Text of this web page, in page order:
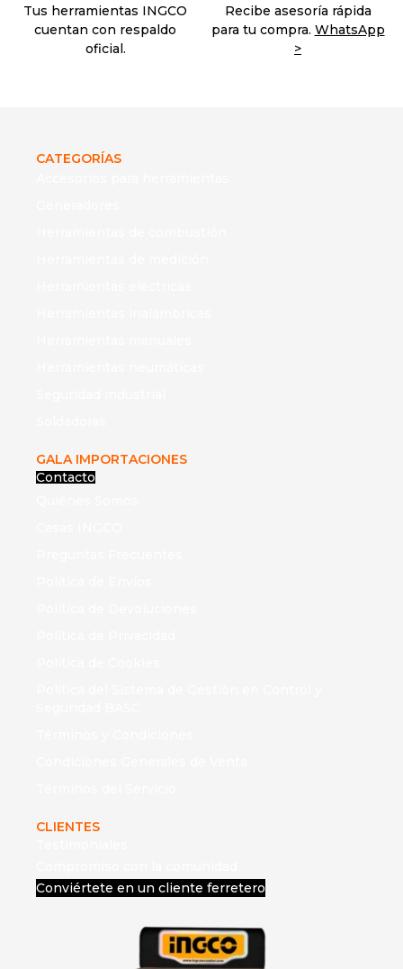
Tus herramientas INGCO
cuentan con respaldo
oficial.
Recibe asesoría rápida
para tu compra. WhatsApp
>
CATEGORÍAS
GALA IMPORTACIONES
Contacto
CLIENTES
Conviértete en un cliente ferretero